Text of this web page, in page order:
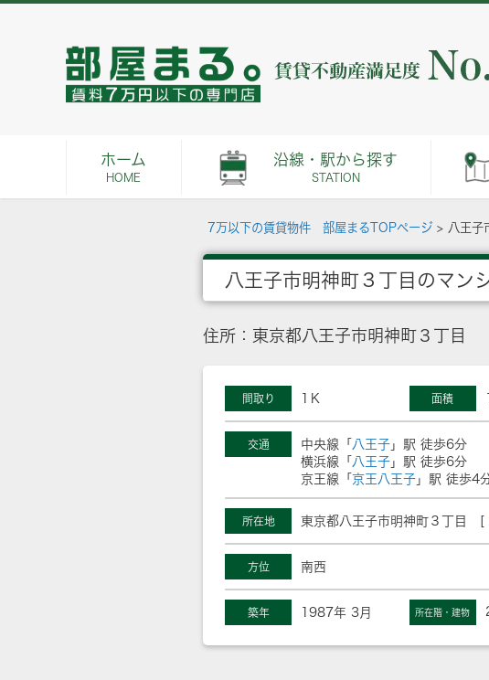
ホーム
HOME
沿線・駅から探す
STATION
7万以下の賃貸物件 部屋まるTOPページ > 八王子
八王子市明神町３丁目のマン
住所：東京都八王子市明神町３丁目
間取り 1Ｋ 面積
交通 中央線「 八王子 」駅 徒歩6分
横浜線「 八王子 」駅 徒歩6分
京王線「 京王八王子 」駅 徒歩4
所在地 東京都八王子市明神町３丁目 [
方位 南西
築年 1987年 3月 所在階・建物